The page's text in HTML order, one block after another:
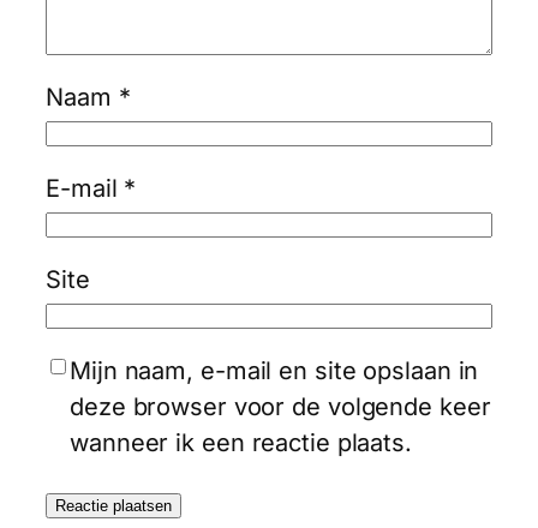
Naam *
E-mail *
Site
Mijn naam, e-mail en site opslaan in
deze browser voor de volgende keer
wanneer ik een reactie plaats.